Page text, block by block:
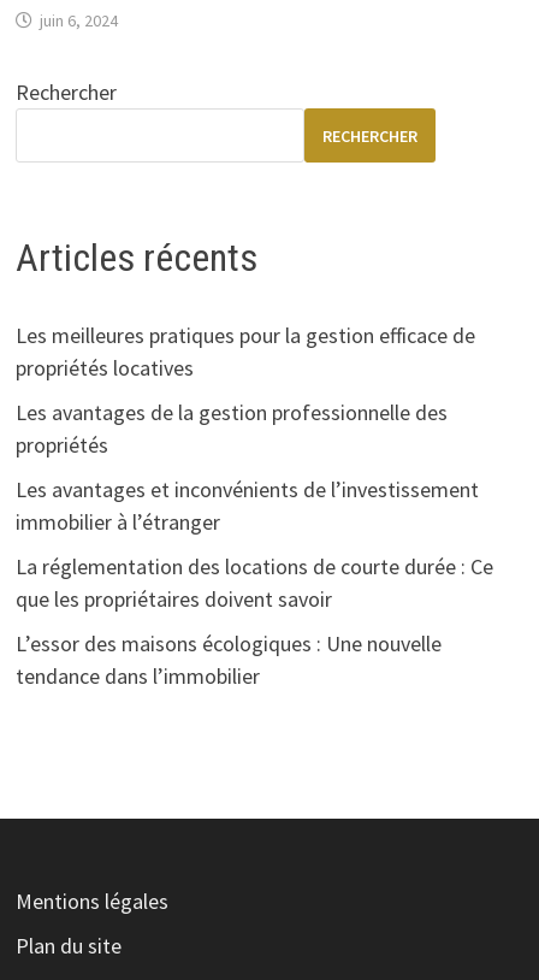
juin 6, 2024
Rechercher
RECHERCHER
Articles récents
Les meilleures pratiques pour la gestion efficace de
propriétés locatives
Les avantages de la gestion professionnelle des
propriétés
Les avantages et inconvénients de l’investissement
immobilier à l’étranger
La réglementation des locations de courte durée : Ce
que les propriétaires doivent savoir
L’essor des maisons écologiques : Une nouvelle
tendance dans l’immobilier
Mentions légales
Plan du site